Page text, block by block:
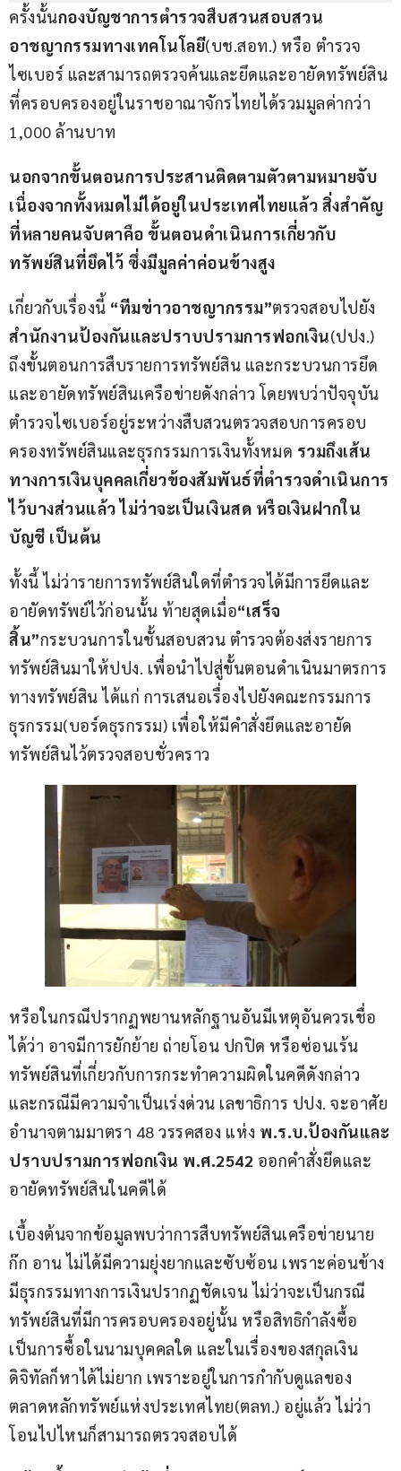
ครั้งนั้นกองบัญชาการตำรวจสืบสวนสอบสวน
อาชญากรรมทางเทคโนโลยี(บช.สอท.) หรือ ตำรวจ
ไซเบอร์ และสามารถตรวจค้นและยึดและอายัดทรัพย์สิน
ที่ครอบครองอยู่ในราชอาณาจักรไทยได้รวมมูลค่ากว่า
1,000 ล้านบาท
นอกจากขั้นตอนการประสานติดตามตัวตามหมายจับ
เนื่องจากทั้งหมดไม่ได้อยู่ในประเทศไทยแล้ว สิ่งสำคัญ
ที่หลายคนจับตาคือ ขั้นตอนดำเนินการเกี่ยวกับ
ทรัพย์สินที่ยึดไว้ ซึ่งมีมูลค่าค่อนข้างสูง
เกี่ยวกับเรื่องนี้ “ทีมข่าวอาชญากรรม”ตรวจสอบไปยัง
สำนักงานป้องกันและปราบปรามการฟอกเงิน(ปปง.)
ถึงขั้นตอนการสืบรายการทรัพย์สิน และกระบวนการยึด
และอายัดทรัพย์สินเครือข่ายดังกล่าว โดยพบว่าปัจจุบัน
ตำรวจไซเบอร์อยู่ระหว่างสืบสวนตรวจสอบการครอบ
ครองทรัพย์สินและธุรกรรมการเงินทั้งหมด รวมถึงเส้น
ทางการเงินบุคคลเกี่ยวข้องสัมพันธ์ที่ตำรวจดำเนินการ
ไว้บางส่วนแล้ว ไม่ว่าจะเป็นเงินสด หรือเงินฝากใน
บัญชี เป็นต้น
ทั้งนี้ ไม่ว่ารายการทรัพย์สินใดที่ตำรวจได้มีการยึดและ
อายัดทรัพย์ไว้ก่อนนั้น ท้ายสุดเมื่อ“เสร็จ
สิ้น”กระบวนการในชั้นสอบสวน ตำรวจต้องส่งรายการ
ทรัพย์สินมาให้ปปง. เพื่อนำไปสู่ขั้นตอนดำเนินมาตรการ
ทางทรัพย์สิน ได้แก่ การเสนอเรื่องไปยังคณะกรรมการ
ธุรกรรม(บอร์ดธุรกรรม) เพื่อให้มีคำสั่งยึดและอายัด
ทรัพย์สินไว้ตรวจสอบชั่วคราว
หรือในกรณีปรากฏพยานหลักฐานอันมีเหตุอันควรเชื่อ
ได้ว่า อาจมีการยักย้าย ถ่ายโอน ปกปิด หรือซ่อนเร้น
ทรัพย์สินที่เกี่ยวกับการกระทำความผิดในคดีดังกล่าว
และกรณีมีความจำเป็นเร่งด่วน เลขาธิการ ปปง. จะอาศัย
อำนาจตามมาตรา 48 วรรคสอง แห่ง พ.ร.บ.ป้องกันและ
ปราบปรามการฟอกเงิน พ.ศ.2542 ออกคำสั่งยึดและ
อายัดทรัพย์สินในคดีได้
เบื้องต้นจากข้อมูลพบว่าการสืบทรัพย์สินเครือข่ายนาย
ก๊ก อาน ไม่ได้มีความยุ่งยากและซับซ้อน เพราะค่อนข้าง
มีธุรกรรมทางการเงินปรากฏชัดเจน ไม่ว่าจะเป็นกรณี
ทรัพย์สินที่มีการครอบครองอยู่นั้น หรือสิทธิกำลังซื้อ
เป็นการซื้อในนามบุคคลใด และในเรื่องของสกุลเงิน
ดิจิทัลก็หาได้ไม่ยาก เพราะอยู่ในการกำกับดูแลของ
ตลาดหลักทรัพย์แห่งประเทศไทย(ตลท.) อยู่แล้ว ไม่ว่า
โอนไปไหนก็สามารถตรวจสอบได้